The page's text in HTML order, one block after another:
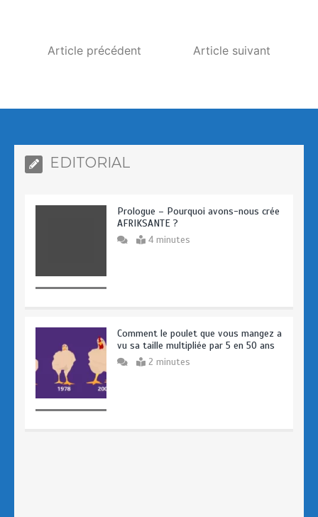
Article précédent Article suivant
EDITORIAL
Prologue – Pourquoi avons-nous crée
AFRIKSANTE ?
4 minutes
Comment le poulet que vous mangez a
vu sa taille multipliée par 5 en 50 ans
2 minutes